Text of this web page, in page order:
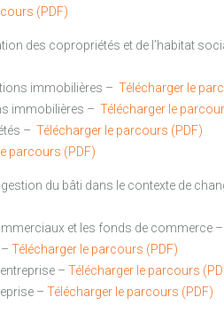
(PDF)
des copropriétés et de l’habitat
immobilières – Télécharger le
immobilières – Télécharger le
– Télécharger le parcours (PDF)
parcours (PDF)
du bâti dans le contexte de
et les fonds de commerce –
Télécharger le parcours (PDF)
– Télécharger le parcours
– Télécharger le parcours (PDF)